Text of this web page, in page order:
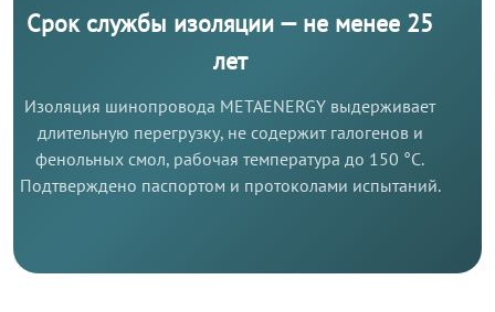
Срок службы изоляции — не менее 25
лет
Изоляция шинопровода METAENERGY выдерживает
длительную перегрузку, не содержит галогенов и
фенольных смол, рабочая температура до 150 °C.
Подтверждено паспортом и протоколами испытаний.